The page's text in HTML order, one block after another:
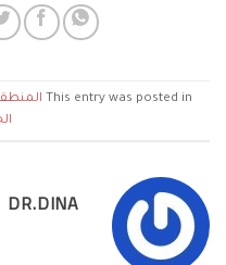
This entry was posted in
DR.DINA